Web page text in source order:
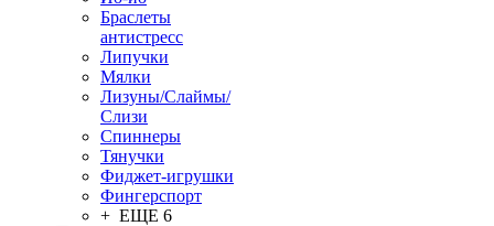
Браслеты
антистресс
Липучки
Мялки
Лизуны/Слаймы/
Слизи
Спиннеры
Тянучки
Фиджет-игрушки
Фингерспорт
+ ЕЩЕ 6